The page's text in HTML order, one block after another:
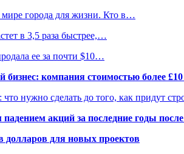
города для жизни. Кто в…
в 3,5 раза быстрее,…
ее за почти $10…
компания стоимостью более
нужно сделать до того, как придут
акций за последние годы
долларов для новых проектов